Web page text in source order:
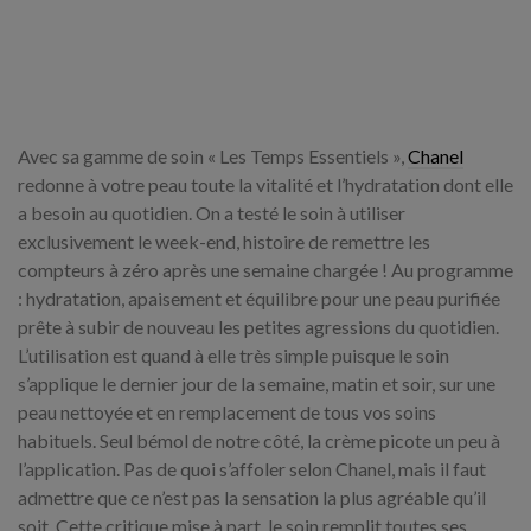
Avec sa gamme de soin « Les Temps Essentiels »,Chanel
redonne à votre peau toute la vitalité et l’hydratation dont elle
a besoin au quotidien. On a testé le soin à utiliser
exclusivement le week-end, histoire de remettre les
compteurs à zéro après une semaine chargée ! Au programme
: hydratation, apaisement et équilibre pour une peau purifiée
prête à subir de nouveau les petites agressions du quotidien.
L’utilisation est quand à elle très simple puisque le soin
s’applique le dernier jour de la semaine, matin et soir, sur une
peau nettoyée et en remplacement de tous vos soins
habituels. Seul bémol de notre côté, la crème picote un peu à
l’application. Pas de quoi s’affoler selon Chanel, mais il faut
admettre que ce n’est pas la sensation la plus agréable qu’il
soit. Cette critique mise à part, le soin remplit toutes ses